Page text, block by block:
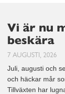
Vi är nu
beskära
7 AUGUSTI, 2026
Juli, augusti och
och häckar mår
Tillväxten har